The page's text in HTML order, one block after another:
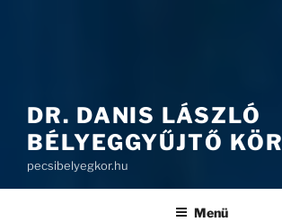
DR. DANIS LÁSZLÓ
BÉLYEGGYŰJTŐ KÖR
pecsibelyegkor.hu
Menü